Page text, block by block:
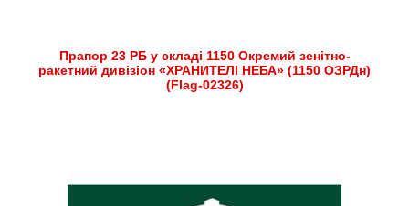
Прапор 23 РБ у складі 1150 Окремий зенітно-
ракетний дивізіон «ХРАНИТЕЛІ НЕБА» (1150 ОЗРДн)
(Flag-02326)